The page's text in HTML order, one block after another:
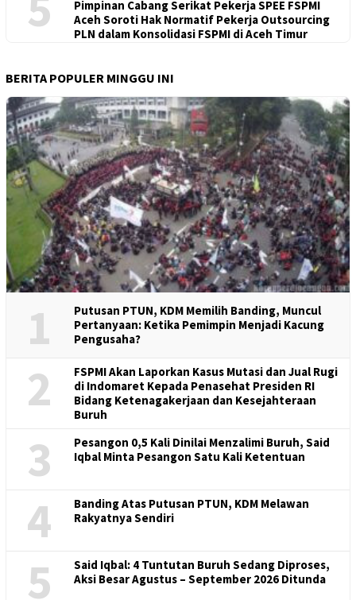
Pimpinan Cabang Serikat Pekerja SPEE FSPMI
Aceh Soroti Hak Normatif Pekerja Outsourcing
PLN dalam Konsolidasi FSPMI di Aceh Timur
BERITA POPULER MINGGU INI
1
Putusan PTUN, KDM Memilih Banding, Muncul
Pertanyaan: Ketika Pemimpin Menjadi Kacung
Pengusaha?
2
FSPMI Akan Laporkan Kasus Mutasi dan Jual Rugi
di Indomaret Kepada Penasehat Presiden RI
Bidang Ketenagakerjaan dan Kesejahteraan
Buruh
3
Pesangon 0,5 Kali Dinilai Menzalimi Buruh, Said
Iqbal Minta Pesangon Satu Kali Ketentuan
4
Banding Atas Putusan PTUN, KDM Melawan
Rakyatnya Sendiri
5
Said Iqbal: 4 Tuntutan Buruh Sedang Diproses,
Aksi Besar Agustus – September 2026 Ditunda